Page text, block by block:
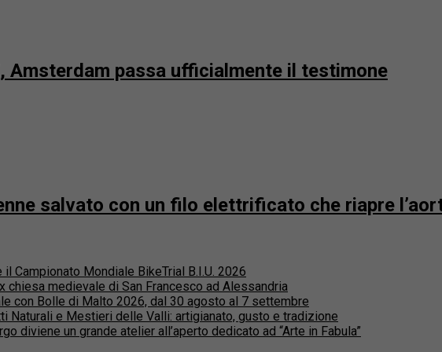
Amsterdam passa ufficialmente il testimone
salvato con un filo elettrificato che riapre
Campionato Mondiale BikeTrial B.I.U. 2026
chiesa medievale di San Francesco ad Alessandria
con Bolle di Malto 2026, dal 30 agosto al 7 settembre
Naturali e Mestieri delle Valli: artigianato, gusto e tradizione
diviene un grande atelier all’aperto dedicato ad “Arte in Fabula”